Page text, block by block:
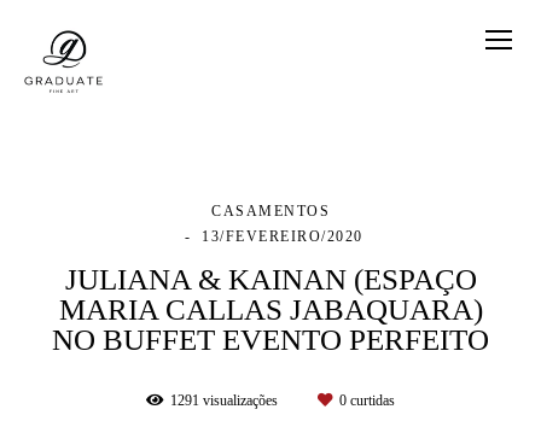
CASAMENTOS
13/FEVEREIRO/2020
JULIANA & KAINAN (ESPAÇO
MARIA CALLAS JABAQUARA)
NO BUFFET EVENTO PERFEITO
1291 visualizações 0 curtidas